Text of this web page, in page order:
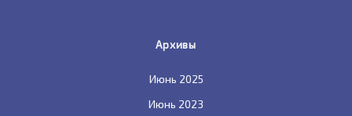
Архивы
Июнь 2025
Июнь 2023